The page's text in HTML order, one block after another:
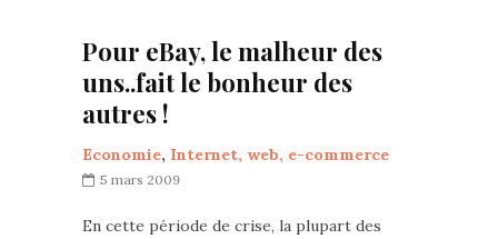
Pour eBay, le malheur des
uns..fait le bonheur des
autres !
Economie, Internet, web, e-commerce
5 mars 2009
En cette période de crise, la plupart des